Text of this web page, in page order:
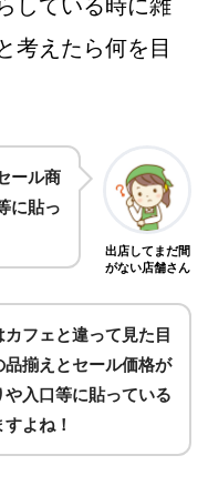
考えたら何を目
ール商
に貼っ
出店してまだ間
がない店舗さん
フェと違って見た目
揃えとセール価格が
入口等に貼っている
よね！